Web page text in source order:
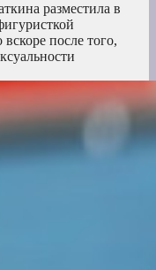
разместила в
после того,